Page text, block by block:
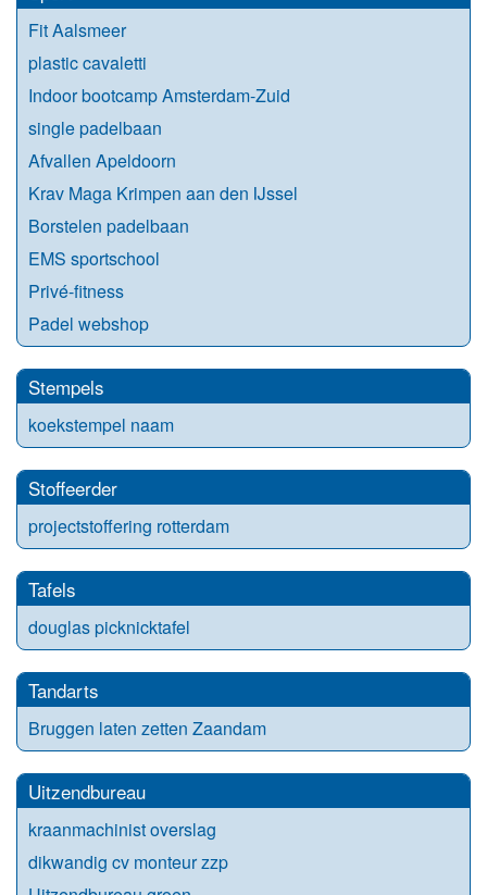
Fit Aalsmeer
plastic cavaletti
Indoor bootcamp Amsterdam-Zuid
single padelbaan
Afvallen Apeldoorn
Krav Maga Krimpen aan den IJssel
Borstelen padelbaan
EMS sportschool
Privé-fitness
Padel webshop
Stempels
koekstempel naam
Stoffeerder
projectstoffering rotterdam
Tafels
douglas picknicktafel
Tandarts
Bruggen laten zetten Zaandam
Uitzendbureau
kraanmachinist overslag
dikwandig cv monteur zzp